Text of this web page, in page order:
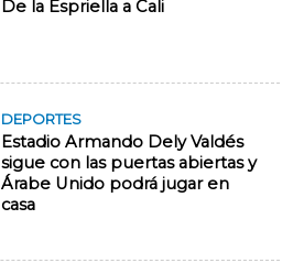
De la Espriella a Cali
DEPORTES
Estadio Armando Dely Valdés
sigue con las puertas abiertas y
Árabe Unido podrá jugar en
casa